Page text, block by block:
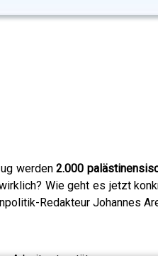
werden2.000
Wie geht es jetzt
Redakteur Johannes